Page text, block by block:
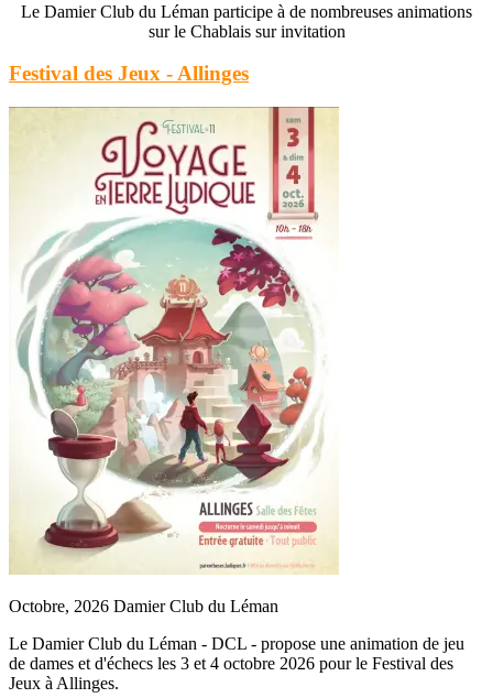
Le Damier Club du Léman participe à de nombreuses animations
sur le Chablais sur invitation
Festival des Jeux - Allinges
Octobre, 2026 Damier Club du Léman
Le Damier Club du Léman - DCL - propose une animation de jeu
de dames et d'échecs les 3 et 4 octobre 2026 pour le Festival des
Jeux à Allinges.